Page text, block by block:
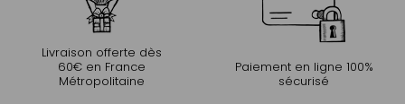
Livraison offerte dès
60€ en France
Métropolitaine
Paiement en ligne 100%
sécurisé